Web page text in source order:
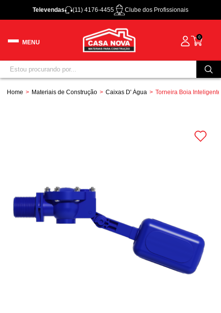
Televendas (11) 4176-4455 Clube dos Profissionais
0
Home Materiais de Construção Caixas D' Água Torneira Boia